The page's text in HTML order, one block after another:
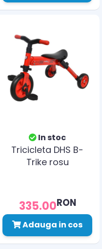
In stoc
Tricicleta DHS B-
Trike rosu
335.00RON
Adauga in cos